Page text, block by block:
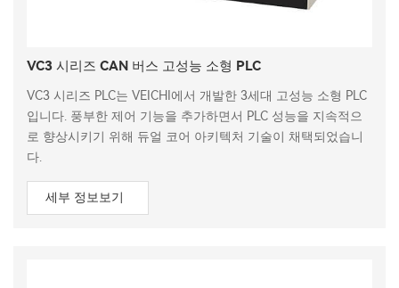
VC3 시리즈 CAN 버스 고성능 소형 PLC
VC3 시리즈 PLC는 VEICHI에서 개발한 3세대 고성능 소형 PLC
입니다. 풍부한 제어 기능을 추가하면서 PLC 성능을 지속적으
로 향상시키기 위해 듀얼 코어 아키텍처 기술이 채택되었습니
다.
세부 정보보기